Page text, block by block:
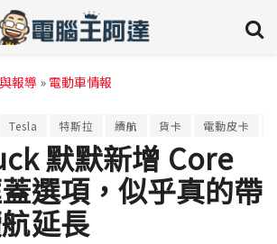
報導 » 電動車情報
Tesla 特斯拉 續航 貨卡 電動皮卡
默默新增 Core
選項，似乎真的帶
延長